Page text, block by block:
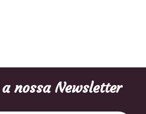
nossa Newsletter